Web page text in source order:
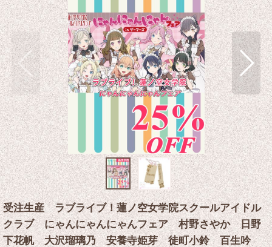
受注生産 ラブライブ！蓮ノ空女学院スクールアイドル
クラブ にゃんにゃんにゃんフェア 村野さやか 日野
下花帆 大沢瑠璃乃 安養寺姫芽 徒町小鈴 百生吟